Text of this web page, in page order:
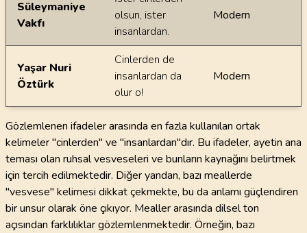
Süleymaniye
Vakfı
olsun, ister
insanlardan.
Modern
Yaşar Nuri
Öztürk
Cinlerden de
insanlardan da
olur o!
Modern
Gözlemlenen ifadeler arasında en fazla kullanılan ortak
kelimeler "cinlerden" ve "insanlardan"dır. Bu ifadeler, ayetin ana
teması olan ruhsal vesveseleri ve bunların kaynağını belirtmek
için tercih edilmektedir. Diğer yandan, bazı meallerde
"vesvese" kelimesi dikkat çekmekte, bu da anlamı güçlendiren
bir unsur olarak öne çıkıyor. Mealler arasında dilsel ton
açısından farklılıklar gözlemlenmektedir. Örneğin, bazı